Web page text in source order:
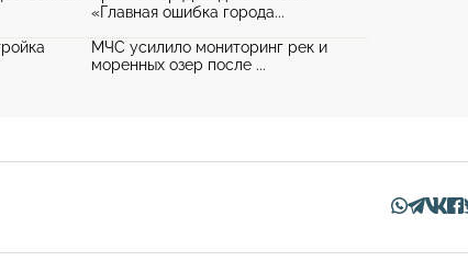
«Главная ошибка города...
МЧС усилило мониторинг рек и
моренных озер после ...